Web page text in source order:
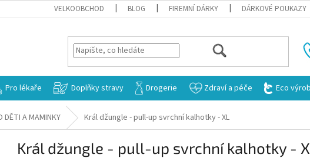
VELKOOBCHOD BLOG FIREMNÍ DÁRKY DÁRKOVÉ POUKAZY
HLEDAT
Pro lékaře Doplňky stravy Drogerie Zdraví a péče Eco
DĚTI A MAMINKY Král džungle - pull-up svrchní kalhotky - XL
Král džungle - pull-up svrchní kalhotky -